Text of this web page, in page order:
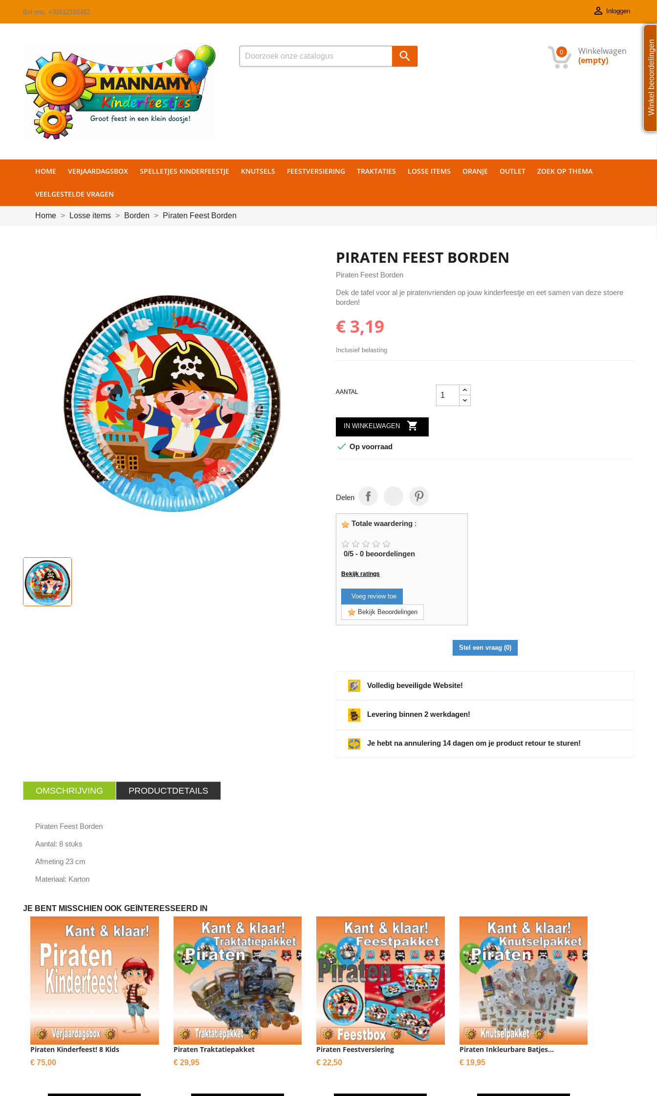
Bel ons: +31612182482  Inloggen
 Winkelwagen
0
(empty)
HOME VERJAARDAGSBOX SPELLETJES KINDERFEESTJE KNUTSELS FEESTVERSIERING TRAKTATIES LOSSE ITEMS ORANJE OUTLET ZOEK OP THEMA
VEELGESTELDE VRAGEN
Home Losse items Borden Piraten Feest Borden
PIRATEN FEEST BORDEN
Piraten Feest Borden
Dek de tafel voor al je piratenvrienden op jouw kinderfeestje en eet samen van deze stoere
borden!
€ 3,19
Inclusief belasting
AANTAL
IN WINKELWAGEN

 Op voorraad
Delen
Totale waardering :
0/5 - 0 beoordelingen
Bekijk ratings
Voeg review toe
Bekijk Beoordelingen
Stel een vraag (0)
Volledig beveiligde Website!
Levering binnen 2 werkdagen!
Je hebt na annulering 14 dagen om je product retour te sturen!
OMSCHRIJVING PRODUCTDETAILS
Piraten Feest Borden
Aantal: 8 stuks
Afmeting 23 cm
Materiaal: Karton
JE BENT MISSCHIEN OOK GEÏNTERESSEERD IN
Piraten Kinderfeest! 8 Kids
Prijs
€ 75,00
Piraten Traktatiepakket
Prijs
€ 29,95
Piraten Feestversiering
Prijs
€ 22,50
Piraten Inkleurbare Batjes...
Prijs
€ 19,95
Winkel beoordelingen